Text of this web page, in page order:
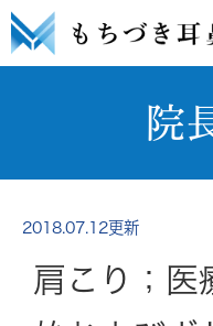
院
2018.07.12更新
肩こり；医